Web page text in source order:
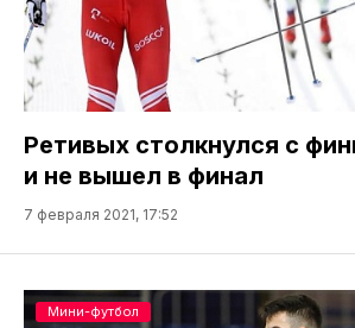
Ретивых столкнулся с
и не вышел в финал
7 февраля 2021, 17:52
Мини-футбол